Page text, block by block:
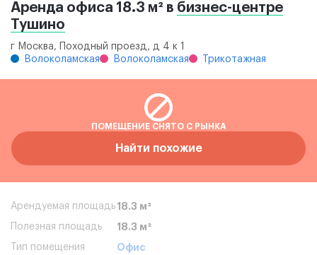
Аренда офиса 18.3 м² в бизнес-центре
Тушино
г Москва, Походный проезд, д 4 к 1
Волоколамская
Волоколамская Трикотажная
ПОМЕЩЕНИЕ СНЯТО С РЫНКА
Найти похожие
Арендуемая площадь 18.3 м²
Полезная площадь 18.3 м²
Тип помещения Офис